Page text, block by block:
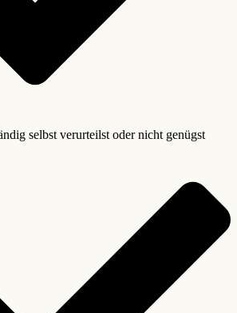
selbst verurteilst oder nicht genügst